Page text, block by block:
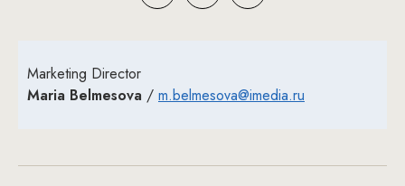
Marketing Director
Maria Belmesova / m.belmesova@imedia.ru